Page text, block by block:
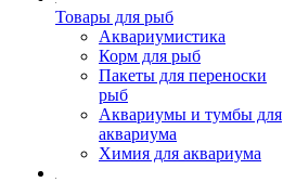
Товары для рыб
Аквариумистика
Корм для рыб
Пакеты для переноски
рыб
Аквариумы и тумбы для
аквариума
Химия для аквариума